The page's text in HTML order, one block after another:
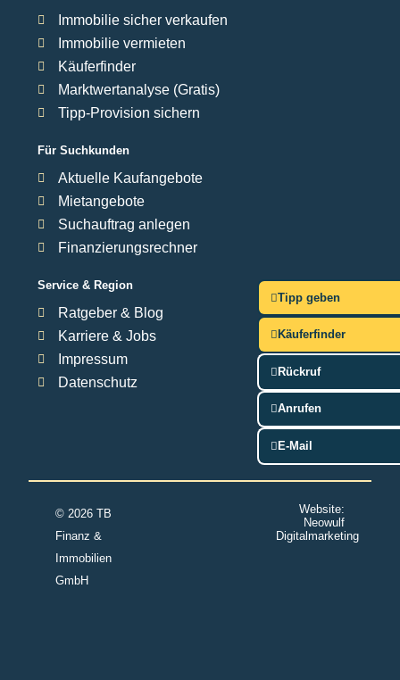
Tipp geben
Käuferfinder
Rückruf
Anrufen
E-Mail
Immobilie sicher verkaufen
Immobilie vermieten
Käuferfinder
Marktwertanalyse (Gratis)
Tipp-Provision sichern
Für Suchkunden
Aktuelle Kaufangebote
Mietangebote
Suchauftrag anlegen
Finanzierungsrechner
Service & Region
Ratgeber & Blog
Karriere & Jobs
Impressum
Datenschutz
© 2026 TB
Finanz &
Immobilien
GmbH
Website:
Neowulf
Digitalmarketing